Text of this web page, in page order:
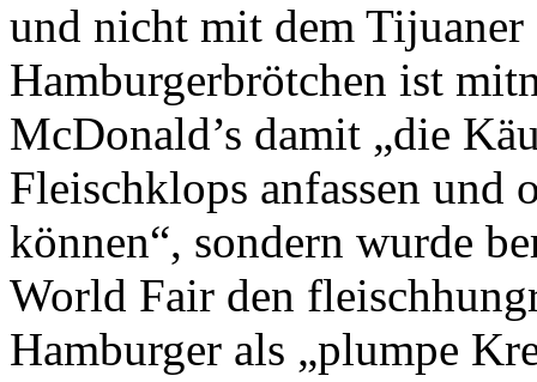
und nicht mit dem
Hamburgerbrötchen ist
McDonald’s damit „die
Fleischklops anfassen und
können“, sondern wurde
World Fair den
Hamburger als „plumpe